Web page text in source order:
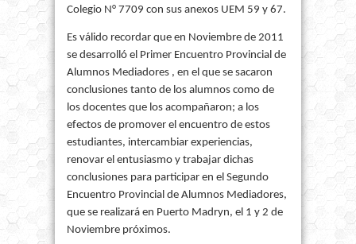
Colegio N° 7709 con sus anexos UEM 59 y 67.
Es válido recordar que en Noviembre de 2011
se desarrolló el Primer Encuentro Provincial de
Alumnos Mediadores , en el que se sacaron
conclusiones tanto de los alumnos como de
los docentes que los acompañaron; a los
efectos de promover el encuentro de estos
estudiantes, intercambiar experiencias,
renovar el entusiasmo y trabajar dichas
conclusiones para participar en el Segundo
Encuentro Provincial de Alumnos Mediadores,
que se realizará en Puerto Madryn, el 1 y 2 de
Noviembre próximos.